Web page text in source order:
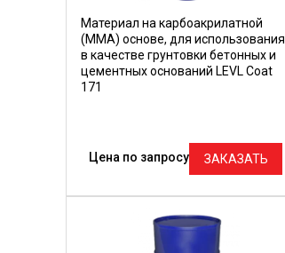
Материал на карбоакрилатной
(ММА) основе, для использования
в качестве грунтовки бетонных и
цементных оснований LEVL Coat
171
Цена по запросу ЗАКАЗАТЬ